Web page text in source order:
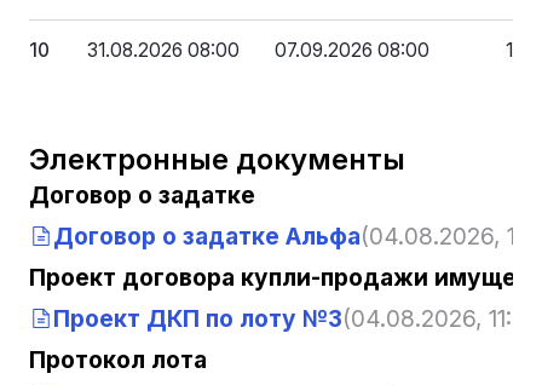
10 31.08.2026 08:00 07.09.2026 08:00
Электронные документы
Договор о задатке
Договор о задатке Альфа(04.08.2026,
Проект договора купли-продажи
Проект ДКП по лоту №3(04.08.2026,
Протокол лота